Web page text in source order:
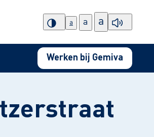
a a a
Werken bij Gemiva